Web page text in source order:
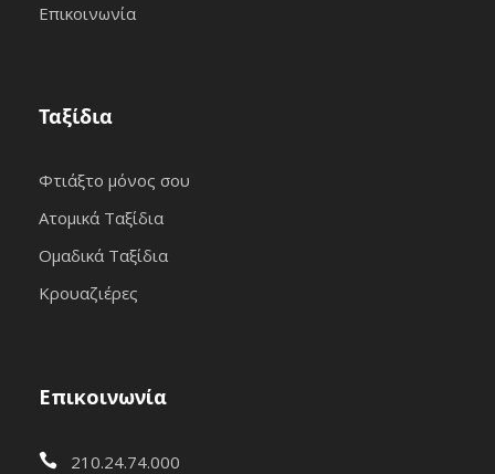
Επικοινωνία
Ταξίδια
Φτιάξτο μόνος σου
Ατομικά Ταξίδια
Ομαδικά Ταξίδια
Κρουαζιέρες
Επικοινωνία
210.24.74.000